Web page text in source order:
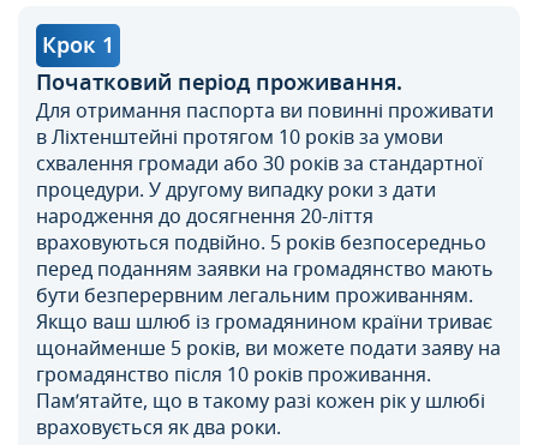
Крок 1
Початковий період проживання.
Для отримання паспорта ви повинні проживати
в Ліхтенштейні протягом 10 років за умови
схвалення громади або 30 років за стандартної
процедури. У другому випадку роки з дати
народження до досягнення 20-ліття
враховуються подвійно. 5 років безпосередньо
перед поданням заявки на громадянство мають
бути безперервним легальним проживанням.
Якщо ваш шлюб із громадянином країни триває
щонайменше 5 років, ви можете подати заяву на
громадянство після 10 років проживання.
Пам’ятайте, що в такому разі кожен рік у шлюбі
враховується як два роки.